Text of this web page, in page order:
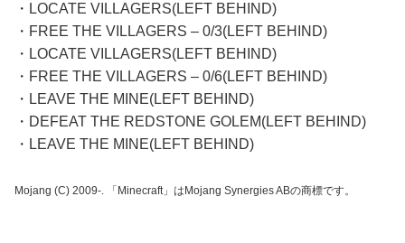
・LOCATE VILLAGERS(LEFT BEHIND)
・FREE THE VILLAGERS – 0/3(LEFT BEHIND)
・LOCATE VILLAGERS(LEFT BEHIND)
・FREE THE VILLAGERS – 0/6(LEFT BEHIND)
・LEAVE THE MINE(LEFT BEHIND)
・DEFEAT THE REDSTONE GOLEM(LEFT BEHIND)
・LEAVE THE MINE(LEFT BEHIND)
Mojang (C) 2009-. 「Minecraft」はMojang Synergies ABの商標です。